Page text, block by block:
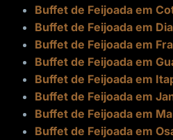
Buffet de Feijoada em
Buffet de Feijoada em
Buffet de Feijoada em
Buffet de Feijoada em
Buffet de Feijoada em
Buffet de Feijoada em
Buffet de Feijoada em
Buffet de Feijoada em